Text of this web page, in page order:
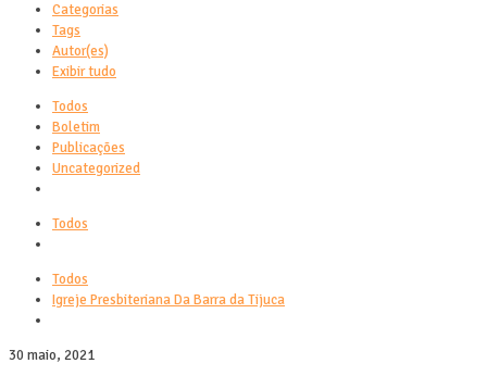
Categorias
Tags
Autor(es)
Exibir tudo
Todos
Boletim
Publicações
Uncategorized
Todos
Todos
Igreje Presbiteriana Da Barra da Tijuca
30 maio, 2021